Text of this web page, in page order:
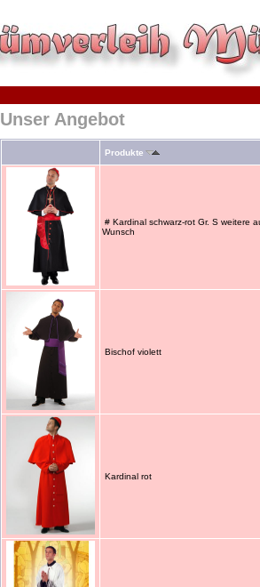
Unser Angebot
Produkte
# Kardinal schwarz-rot Gr. S weitere
Wunsch
Bischof violett
Kardinal rot